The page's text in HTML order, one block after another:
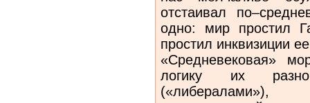
отстаивал
одно: мир простил
простил инквизиции
«Средневековая»
логику их